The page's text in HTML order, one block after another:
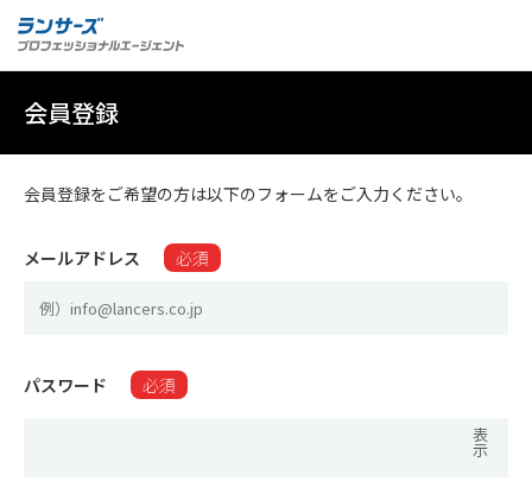
会員登録
会員登録をご希望の方は以下のフォームをご入力ください。
メールアドレス 必須
パスワード 必須
表
示